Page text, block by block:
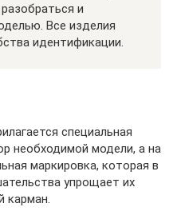
и
Все изделия
идентификации.
специальная
необходимой модели, а на
маркировка, которая в
упрощает их
карман.